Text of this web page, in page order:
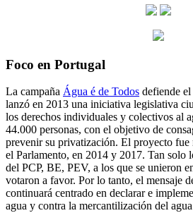
Foco en Portugal
La campaña Água é de Todos defiende
lanzó en 2013 una iniciativa legislativa
los derechos individuales y colectivos al
44.000 personas, con el objetivo de
prevenir su privatización. El proyecto fue
el Parlamento, en 2014 y 2017. Tan solo
del PCP, BE, PEV, a los que se unieron
votaron a favor. Por lo tanto, el mensaje
continuará centrado en declarar e
agua y contra la mercantilización del